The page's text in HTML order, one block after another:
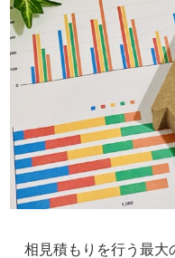
相見積もりを行う最大